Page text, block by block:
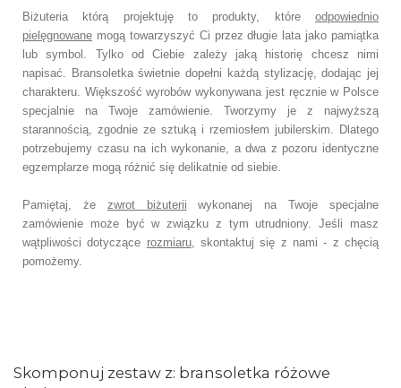
Biżuteria którą projektuję to produkty, które odpowiednio
pielęgnowane mogą towarzyszyć Ci przez długie lata jako pamiątka
lub symbol. Tylko od Ciebie zależy jaką historię chcesz nimi
napisać. Bransoletka świetnie dopełni każdą stylizację, dodając jej
charakteru. Większość wyrobów wykonywana jest ręcznie w Polsce
specjalnie na Twoje zamówienie. Tworzymy je z najwyższą
starannością, zgodnie ze sztuką i rzemiosłem jubilerskim. Dlatego
potrzebujemy czasu na ich wykonanie, a dwa z pozoru identyczne
egzemplarze mogą różnić się delikatnie od siebie.
Pamiętaj, że zwrot biżuterii wykonanej na Twoje specjalne
zamówienie może być w związku z tym utrudniony. Jeśli masz
wątpliwości dotyczące rozmiaru, skontaktuj się z nami - z chęcią
pomożemy.
Skomponuj zestaw z: bransoletka różowe